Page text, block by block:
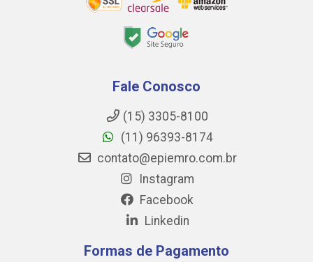
Fale Conosco
(15) 3305-8100
(11) 96393-8174
contato@epiemro.com.br
Instagram
Facebook
Linkedin
Formas de Pagamento